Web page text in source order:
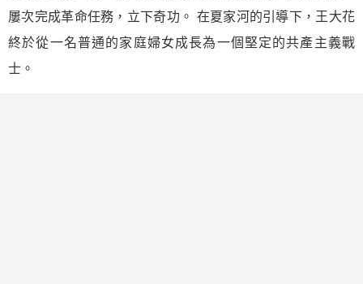
屢次完成革命任務，立下奇功。 在夏家河的引導下，王大花
終於從一名普通的家庭婦女成長為一個堅定的共產主義戰
士。